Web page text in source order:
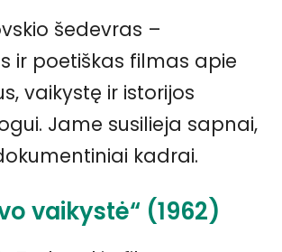
šedevras –
ir poetiškas filmas apie
vaikystę ir istorijos
Jame susilieja sapnai,
kadrai.
vaikystė“ (1962)